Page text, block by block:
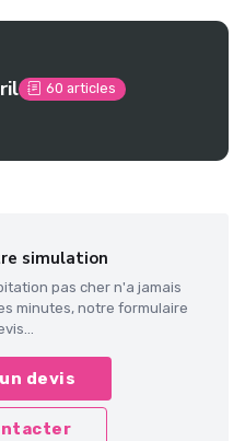
60 articles
simulation
pas cher n'a jamais
minutes, notre formulaire
devis